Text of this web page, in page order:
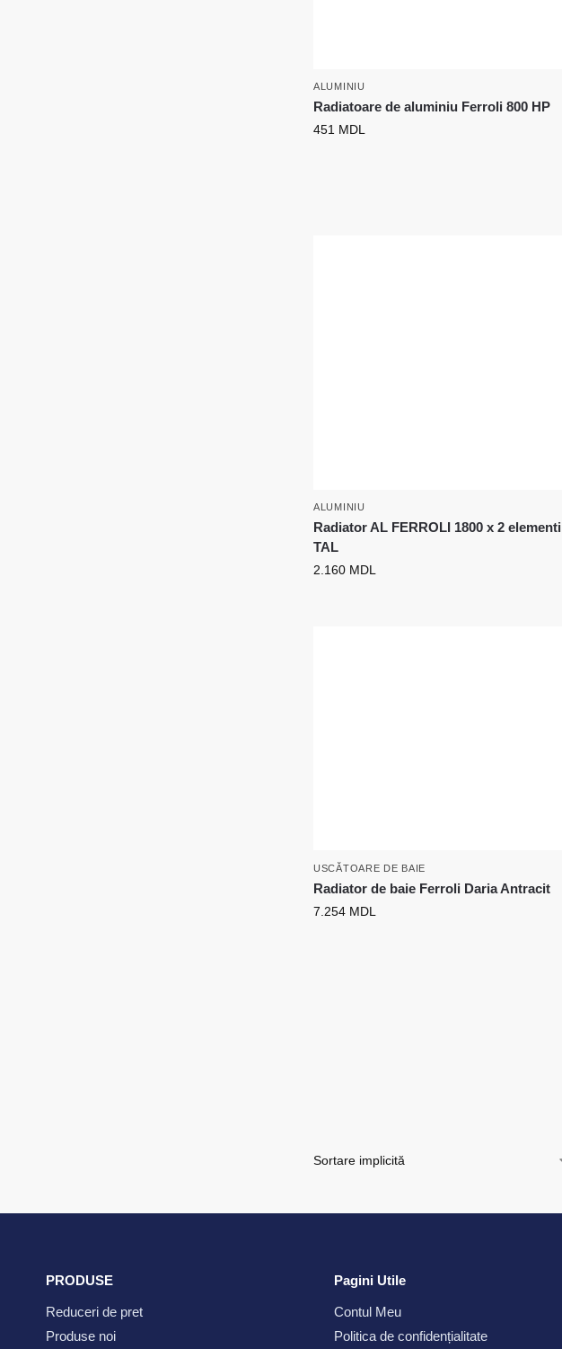
ALUMINIU
Radiatoare de aluminiu Ferroli 800 HP
451 MDL
ALUMINIU
Radiator AL FERROLI 1800 x 2 elementi
TAL
2.160 MDL
USCĂTOARE DE BAIE
Radiator de baie Ferroli Daria Antracit
7.254 MDL
PRODUSE
Reduceri de pret
Produse noi
Pagini Utile
Contul Meu
Politica de confidențialitate